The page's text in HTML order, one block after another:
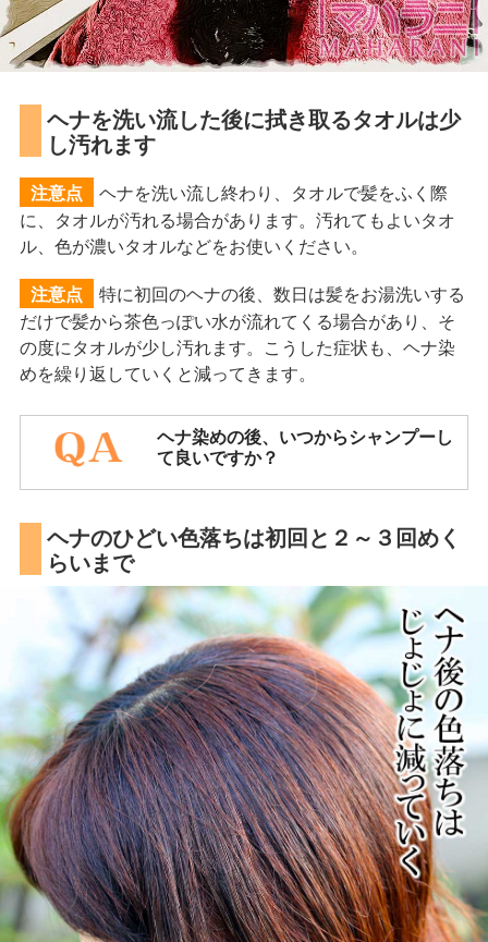
ヘナを洗い流した後に拭き取るタオルは少
し汚れます
注意点
ヘナを洗い流し終わり、タオルで髪をふく際
に、タオルが汚れる場合があります。汚れてもよいタオ
ル、色が濃いタオルなどをお使いください。
注意点
特に初回のヘナの後、数日は髪をお湯洗いする
だけで髪から茶色っぽい水が流れてくる場合があり、そ
の度にタオルが少し汚れます。こうした症状も、ヘナ染
めを繰り返していくと減ってきます。
ヘナ染めの後、いつからシャンプーし
て良いですか？
ヘナのひどい色落ちは初回と２～３回めく
らいまで